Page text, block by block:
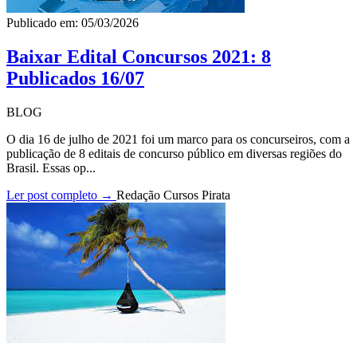
Publicado em: 05/03/2026
Baixar Edital Concursos 2021: 8
Publicados 16/07
BLOG
O dia 16 de julho de 2021 foi um marco para os concurseiros, com a
publicação de 8 editais de concurso público em diversas regiões do
Brasil. Essas op...
Ler post completo → Redação Cursos Pirata